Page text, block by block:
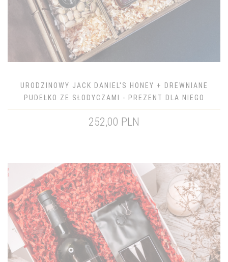
URODZINOWY JACK DANIEL'S HONEY + DREWNIANE
PUDEŁKO ZE SŁODYCZAMI - PREZENT DLA NIEGO
252,00 PLN